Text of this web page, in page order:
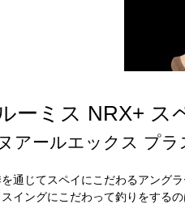
ーミス NRX+ ス
アールエックス プラ
を通じてスペイにこだわるアング
イングにこだわって釣りをする